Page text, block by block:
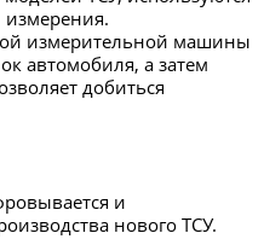
измерения.
измерительной машины
автомобиля, а затем
добиться
и
нового ТСУ.